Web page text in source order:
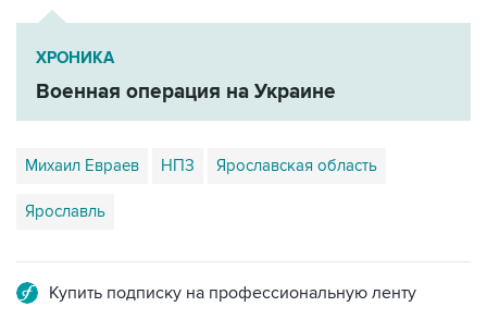
ХРОНИКА
Военная операция на Украине
Михаил Евраев НПЗ Ярославская область
Ярославль
Купить подписку на профессиональную ленту